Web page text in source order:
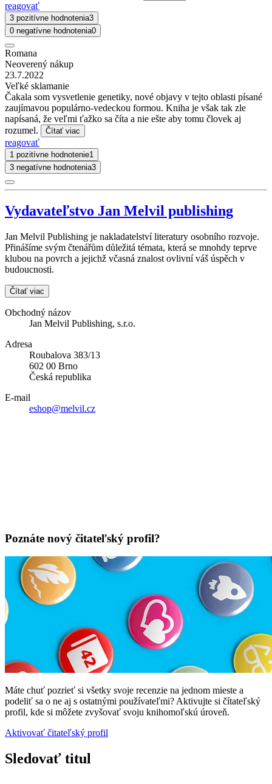
reagovať
3 pozitívne hodnotenia3
0 negatívne hodnotenia0
Romana
Neoverený nákup
23.7.2022
Veľké sklamanie
Čakala som vysvetlenie genetiky, nové objavy v tejto oblasti písané
zaujímavou populárno-vedeckou formou. Kniha je však tak zle
napísaná, že veľmi ťažko sa číta a nie ešte aby tomu človek aj
rozumel.
Čítať viac
reagovať
1 pozitívne hodnotenie1
3 negatívne hodnotenia3
Vydavateľstvo Jan Melvil publishing
Jan Melvil Publishing je nakladatelství literatury osobního rozvoje.
Přinášíme svým čtenářům důležitá témata, která se mnohdy teprve
klubou na povrch a jejichž včasná znalost ovlivní váš úspěch v
budoucnosti.
Čítať viac
Obchodný názov
Jan Melvil Publishing, s.r.o.
Adresa
Roubalova 383/13
602 00 Brno
Česká republika
E-mail
eshop@melvil.cz
Poznáte nový čitateľský profil?
Máte chuť pozrieť si všetky svoje recenzie na jednom mieste a
podeliť sa o ne aj s ostatnými používateľmi? Aktivujte si čítateľský
profil, kde si môžete zvyšovať svoju knihomoľskú úroveň.
Aktivovať čitateľský profil
Sledovať titul